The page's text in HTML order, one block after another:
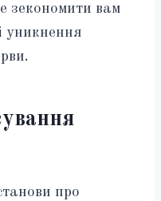
зекономити вам
уникнення
про